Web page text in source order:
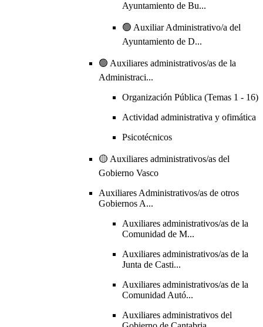
Ayuntamiento de Bu...
🟢 Auxiliar Administrativo/a del
Ayuntamiento de D...
🟢 Auxiliares administrativos/as de la
Administraci...
Organización Pública (Temas 1 - 16)
Actividad administrativa y ofimática
Psicotécnicos
🟡 Auxiliares administrativos/as del
Gobierno Vasco
Auxiliares Administrativos/as de otros
Gobiernos A...
Auxiliares administrativos/as de la
Comunidad de M...
Auxiliares administrativos/as de la
Junta de Casti...
Auxiliares administrativos/as de la
Comunidad Autó...
Auxiliares administrativos del